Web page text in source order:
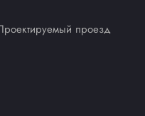
проезд